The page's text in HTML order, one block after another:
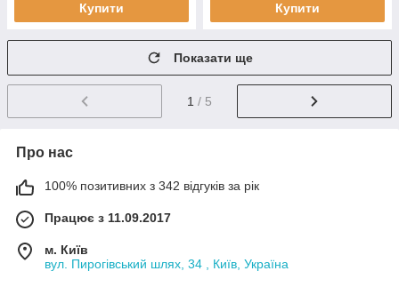
Купити Купити
Показати ще
1 / 5
Про нас
100% позитивних з 342 відгуків за рік
Працює з 11.09.2017
м. Київ
вул. Пирогівський шлях, 34 , Київ, Україна